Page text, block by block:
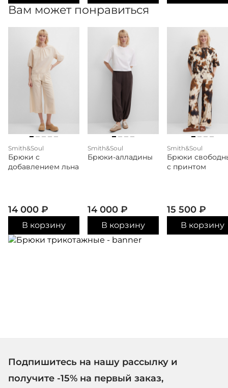
Вам может понравиться
Smith&Soul
Брюки с
добавлением льна
14 000 ₽
В корзину
Smith&Soul
Брюки-алладины
14 000 ₽
В корзину
Smith&Soul
Брюки
с принтом
15 500 ₽
В корзину
Подпишитесь на нашу рассылку и
получите -15% на первый заказ,